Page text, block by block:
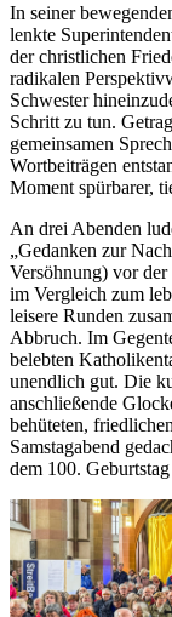
In seiner
lenkte
der christlichen
radikalen
Schwester
Schritt zu tun.
gemeinsamen
Wortbeiträgen
Moment spürbarer,
An drei Abenden
„Gedanken zur
Versöhnung) vor
im Vergleich zum
leisere Runden
Abbruch. Im
belebten
unendlich gut. Die
anschließende
behüteten,
Samstagabend
dem 100.